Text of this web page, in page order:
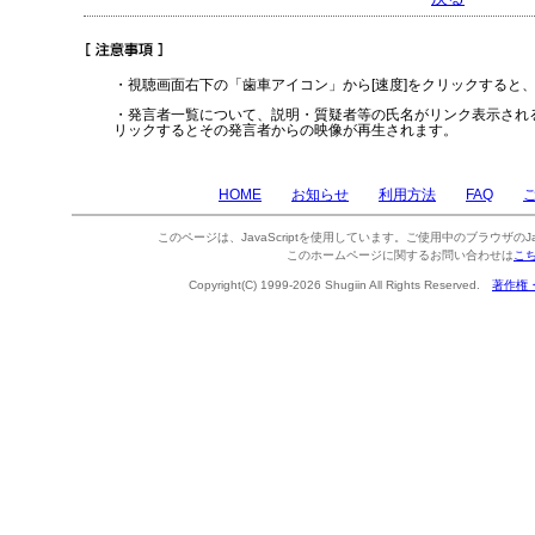
・視聴画面右下の「歯車アイコン」から[速度]をクリックすると
・発言者一覧について、説明・質疑者等の氏名がリンク表示さ
リックするとその発言者からの映像が再生されます。
HOME お知らせ 利用方法 FAQ
このページは、JavaScriptを使用しています。ご使用中のブラウザの
このホームページに関するお問い合わせは こ
Copyright(C) 1999-2026 Shugiin All Rights Reserved. 著作権